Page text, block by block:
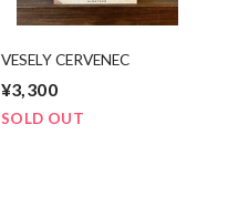
VESELY CERVENEC
¥3,300
SOLD OUT